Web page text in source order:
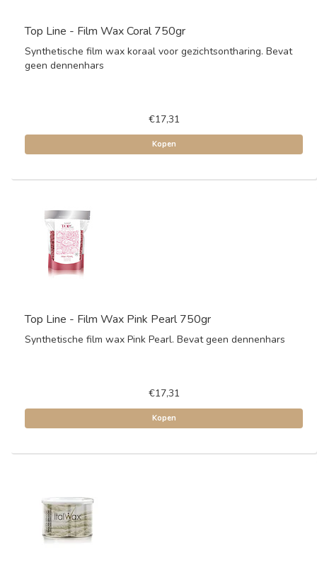
Top Line - Film Wax Coral 750gr
Synthetische film wax koraal voor gezichtsontharing. Bevat
geen dennenhars
€17,31
Kopen
Top Line - Film Wax Pink Pearl 750gr
Synthetische film wax Pink Pearl. Bevat geen dennenhars
€17,31
Kopen